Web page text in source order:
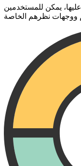
يمكن للمستخدمين